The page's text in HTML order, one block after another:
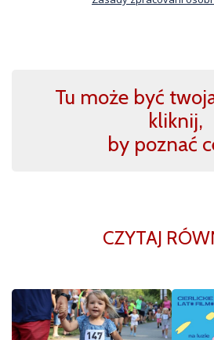
Tu może być
kliknij,
by poznać
CZYTAJ